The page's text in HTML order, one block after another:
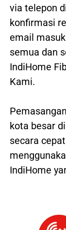
via telepon
konfirmasi
email
semua dan
IndiHome
Kami.
kota besar di
secara
IndiHome